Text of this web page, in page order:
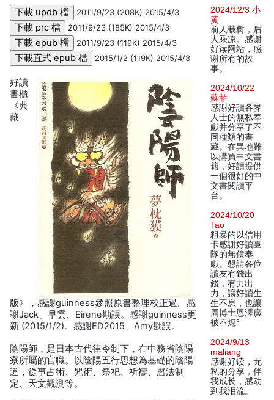
2011/9/23 (208K) 2015/4/3
2011/9/23 (185K) 2015/4/3
2011/9/23 (119K) 2015/4/3
2015/1/2 (119K) 2015/4/3
好讀
書櫃
《典
藏
版》，感謝guinness參照原書整理校正過。感
謝Jack、早雲、Eirene勘誤。感謝guinness更
新 (2015/1/2)。感謝ED2015、Amy勘誤。
陰陽師，是日本古代律令制下，在中務省陰陽
寮所屬的官職。以陰陽五行思想為基礎的陰陽
道，從事占術、咒術、祭祀、祈禱、曆法制
定、天文觀測等。
2024/12/3 小
黄
前人栽树，后
人乘凉。感谢
好读网站，感
谢所有的故
事。
2024/10/22
蘇菲
感謝好讀各界
人士的無私奉
獻并分享了不
同種類的書
藏。在異地難
以購買中文書
籍，好讀提供
一個很好的中
文書閱讀平
台。
2024/10/20
Tao
粗暴的以信用
卡感謝好讀團
隊的無償奉
獻。懇請各位
讀友有錢出
錢，有力出
力，讓好讀生
生不息，也讓
周博士恩澤廣
被不熄°
2024/9/13
maliang
感谢好读，无
私的分享，伴
我成长，感动
到我泪流。